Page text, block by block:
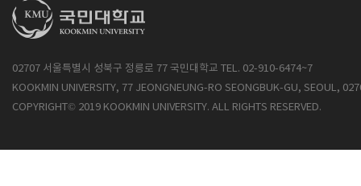
02707 서울특별시 성북구 정릉로 77 국민대학교 TEL. 02-910-6474~7
KOOKMIN UNIVERSITY, 77 JEONGNEUNG-RO SEONGBUK-GU, SEOUL,
COPYRIGHT© 2019 KOOKMIN UNIVERSITY. ALL RIGHTS RESERVED.